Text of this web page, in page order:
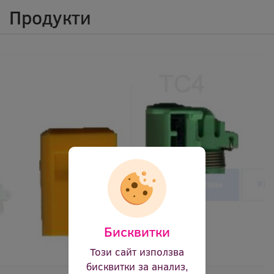
Продукти
Бисквитки
Този сайт използва
бисквитки за анализ,